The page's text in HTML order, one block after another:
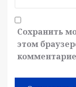
Сохранить
этом